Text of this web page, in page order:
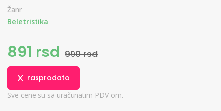
Žanr
Beletristika
891 rsd 990 rsd
rasprodato
Sve cene su sa uračunatim PDV-om.